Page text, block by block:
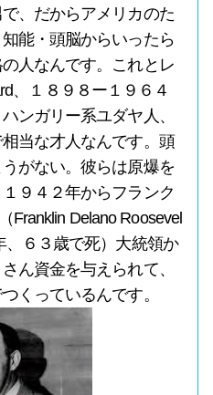
、だからアメリカのた
能・頭脳からいったら
人なんです。これとレ
、１８９８ー１９６４
ンガリー系ユダヤ人、
当な才人なんです。頭
がない。彼らは原爆を
９４２年からフランク
Franklin Delano Roosevel
６３歳で死）大統領か
ん資金を与えられて、
くっているんです。